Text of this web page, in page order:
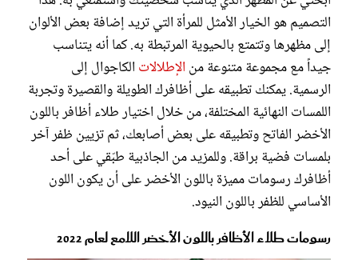
التصميم هو الخيار الأمثل للمرأة التي تريد إضافة بعض الألوان
إلى مظهرها وتتمتع بالحيوية المرتبطة به. كما أنه يتناسب
جيداً مع مجموعة متنوعة من الإطلالات الكاجوال إلى
الرسمية. يمكنك تطبيقه على أظافرك الطويلة والقصيرة وتجربة
اللمسات النهائية المختلفة، من خلال اختيار طلاء أظافر باللون
الأخضر الفاتح وتطبيقه على بعض أصابعك، ثم تزيين ظفر آخر
بلمسات فضية براقة. وللمزيد من الجاذبية طبّقي على أحد
أظافرك رسومات مميزة باللون الأخضر على أن يكون اللون
الأساسي للظفر باللون النيود.
رسومات طلاء الأظافر باللون الأخضر اللامع لعام 2022